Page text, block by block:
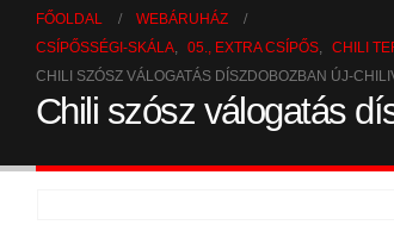
FŐOLDAL
WEBÁRUHÁZ
CSÍPŐSSÉGI-SKÁLA
05., EXTRA CSÍPŐS CHILI
CHILI SZÓSZ VÁLOGATÁS DÍSZDOBOZBAN ÚJ-
Chili szósz válogatás